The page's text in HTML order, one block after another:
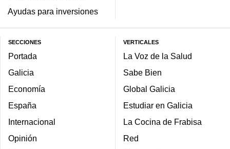
Ayudas para inversiones
SECCIONES
Portada
Galicia
Economía
España
Internacional
Opinión
VERTICALES
La Voz de la Salud
Sabe Bien
Global Galicia
Estudiar en Galicia
La Cocina de Frabisa
Red